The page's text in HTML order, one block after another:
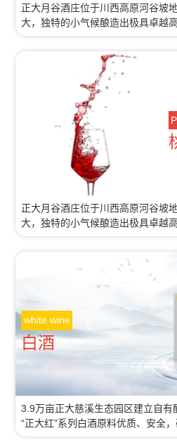
正大月谷酒庄位于川西高原河谷坡
大，独特的小气候酿造出极具卓越
正大月谷酒庄位于川西高原河谷坡
大，独特的小气候酿造出极具卓越
white wine
白酒
3.9万亩正大慈溪生态园区建立自有
“正大红”系列白酒原料优质、安全，